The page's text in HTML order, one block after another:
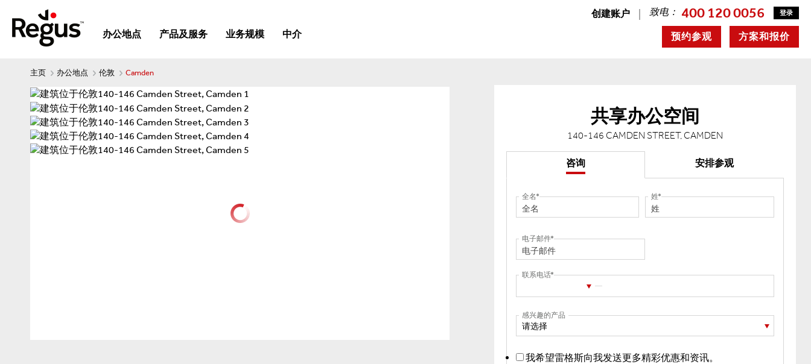
创建账户 致电： 400 120 0056 登录
方案和报价
预约参观
办公地点 产品及服务 业务规模 中介
主页 办公地点 伦敦 Camden
共享办公空间
140-146 CAMDEN STREET, CAMDEN
咨询 安排参观
全名 姓
电子邮件
联系电话
感兴趣的产品
请选择
我希望雷格斯向我发送更多精彩优惠和资讯。